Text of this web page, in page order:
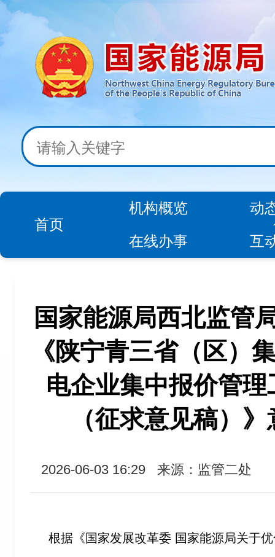
首页
机构概览
动
在线办事
互
国家能源局西北监管
《陕宁青三省（区）
电企业集中报价管
（征求意见稿）
2026-06-03 16:29 来源：监管二处
根据《国家发展改革委 国家能源局关于